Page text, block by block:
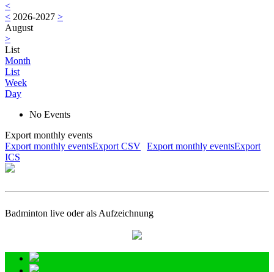
<
< 2026-2027 >
August
>
List
Month
List
Week
Day
No Events
Export monthly events
Export monthly eventsExport CSV Export monthly eventsExport
ICS
Badminton live oder als Aufzeichnung